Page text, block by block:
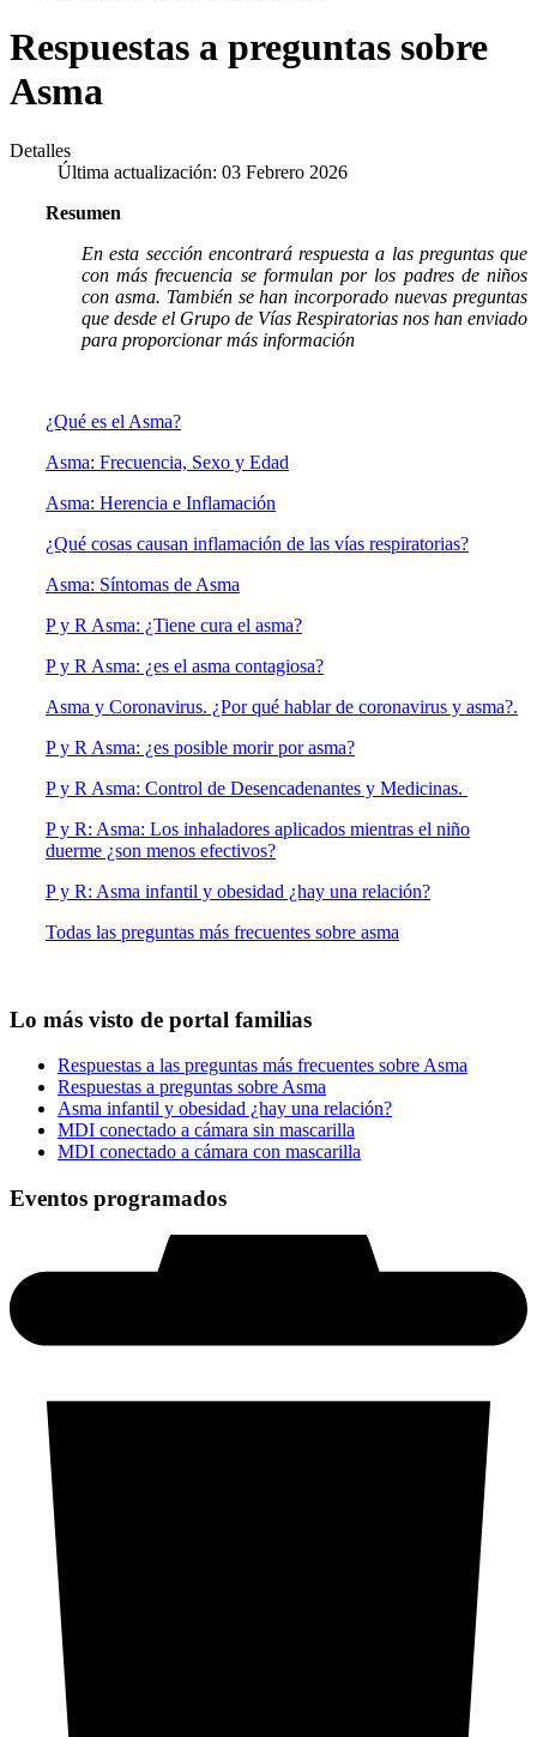
Respuestas a preguntas sobre
Asma
Detalles
Última actualización: 03 Febrero 2026
Resumen
En esta sección encontrará respuesta a las preguntas que
con más frecuencia se formulan por los padres de niños
con asma. También se han incorporado nuevas preguntas
que desde el Grupo de Vías Respiratorias nos han enviado
para proporcionar más información
¿Qué es el Asma?
Asma: Frecuencia, Sexo y Edad
Asma: Herencia e Inflamación
¿Qué cosas causan inflamación de las vías respiratorias?
Asma: Síntomas de Asma
P y R Asma: ¿Tiene cura el asma?
P y R Asma: ¿es el asma contagiosa?
Asma y Coronavirus. ¿Por qué hablar de coronavirus y asma?.
P y R Asma: ¿es posible morir por asma?
P y R Asma: Control de Desencadenantes y Medicinas.
P y R: Asma: Los inhaladores aplicados mientras el niño
duerme ¿son menos efectivos?
P y R: Asma infantil y obesidad ¿hay una relación?
Todas las preguntas más frecuentes sobre asma
Lo más visto de portal familias
Respuestas a las preguntas más frecuentes sobre Asma
Respuestas a preguntas sobre Asma
Asma infantil y obesidad ¿hay una relación?
MDI conectado a cámara sin mascarilla
MDI conectado a cámara con mascarilla
Eventos programados